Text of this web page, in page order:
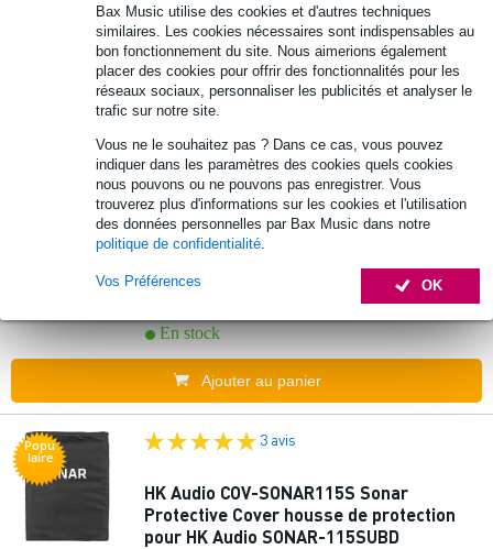
Bax Music utilise des cookies et d'autres techniques
similaires. Les cookies nécessaires sont indispensables au
bon fonctionnement du site. Nous aimerions également
placer des cookies pour offrir des fonctionnalités pour les
réseaux sociaux, personnaliser les publicités et analyser le
trafic sur notre site.
Vous ne le souhaitez pas ? Dans ce cas, vous pouvez
indiquer dans les paramètres des cookies quels cookies
nous pouvons ou ne pouvons pas enregistrer. Vous
trouverez plus d'informations sur les cookies et l'utilisation
des données personnelles par Bax Music dans notre
politique de confidentialité
OK
Vos Préférences
Prix public 72 € 45 €
En stock
Ajouter au panier
dB Technologies TC-BH8 housse de
protection pour enceinte B-Hype 8
En stock
Ajouter au panier
Popu
laire
3 avis
HK Audio COV-SONAR115S Sonar
Protective Cover housse de protection
pour HK Audio SONAR-115SUBD